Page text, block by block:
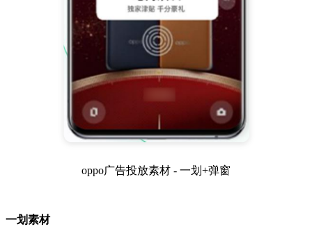
oppo广告投放素材 - 一划+弹窗
一划素材